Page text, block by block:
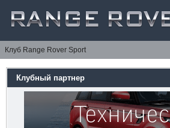
Клуб Range Rover Sport
Клубный партнер